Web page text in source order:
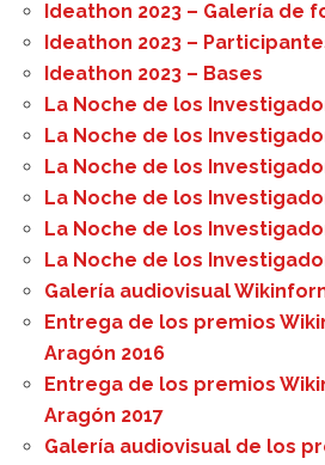
Ideathon 2023 – Galería de
Ideathon 2023 –
Ideathon 2023 – Bases
La Noche de los
La Noche de los
La Noche de los
La Noche de los
La Noche de los
La Noche de los
Galería audiovisual
Entrega de los premios
Aragón 2016
Entrega de los premios
Aragón 2017
Galería audiovisual de los